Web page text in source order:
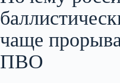
чаще
ПВО